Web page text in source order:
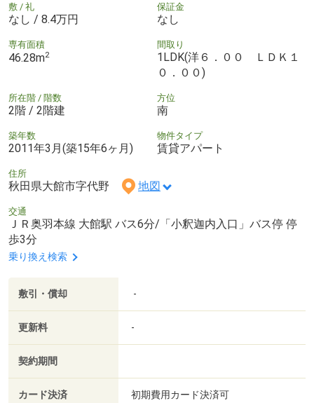
敷 / 礼
なし / 8.4万円
保証金
なし
専有面積
46.28m2
間取り
1LDK(洋６．００ ＬＤＫ１
０．００)
所在階 / 階数
2階 / 2階建
方位
南
築年数
2011年3月(築15年6ヶ月)
物件タイプ
賃貸アパート
住所
秋田県大館市字代野 地図
交通
ＪＲ奥羽本線 大館駅 バス6分/「小釈迦内入口」バス停 停
歩3分
乗り換え検索
敷引・償却 -
更新料 -
契約期間
カード決済
初期費用カード決済可